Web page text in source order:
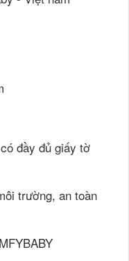
đầy đủ giấy tờ
trường, an toàn